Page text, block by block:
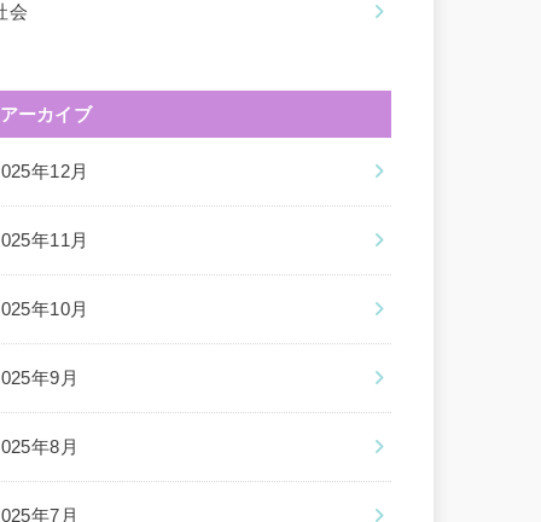
会
アーカイブ
年12月
年11月
年10月
年9月
年8月
年7月